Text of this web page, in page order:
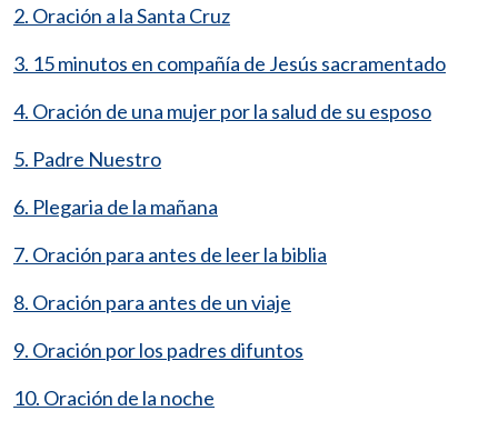
2. Oración a la Santa Cruz
3. 15 minutos en compañía de Jesús sacramentado
4. Oración de una mujer por la salud de su esposo
5. Padre Nuestro
6. Plegaria de la mañana
7. Oración para antes de leer la biblia
8. Oración para antes de un viaje
9. Oración por los padres difuntos
10. Oración de la noche